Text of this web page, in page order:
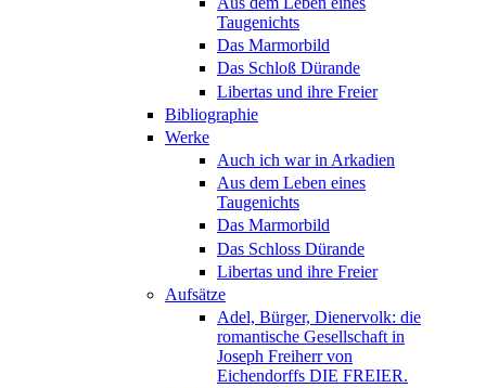
Taugenichts
Das Marmorbild
Das Schloß Dürande
Libertas und ihre Freier
Bibliographie
Werke
Auch ich war in Arkadien
Aus dem Leben eines
Taugenichts
Das Marmorbild
Das Schloss Dürande
Libertas und ihre Freier
Aufsätze
Adel, Bürger, Dienervolk: die
romantische Gesellschaft in
Joseph Freiherr von
Eichendorffs DIE FREIER.